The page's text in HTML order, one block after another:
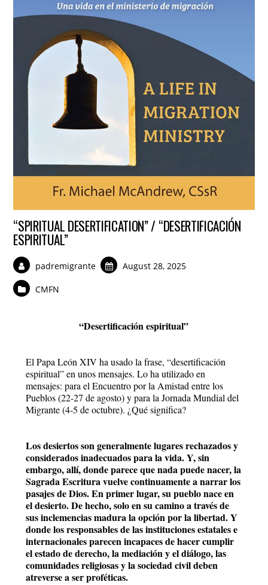
“SPIRITUAL DESERTIFICATION” / “DESERTIFICACIÓN
ESPIRITUAL”
padremigrante August 28, 2025
CMFN
“Desertificación espiritual”
El Papa León XIV ha usado la frase, “desertificación
espiritual” en unos mensajes. Lo ha utilizado en
mensajes: para el Encuentro por la Amistad entre los
Pueblos (22-27 de agosto) y para la Jornada Mundial del
Migrante (4-5 de octubre). ¿Qué significa?
Los desiertos son generalmente lugares rechazados y
considerados inadecuados para la vida. Y, sin
embargo, allí, donde parece que nada puede nacer, la
Sagrada Escritura vuelve continuamente a narrar los
pasajes de Dios. En primer lugar, su pueblo nace en
el desierto. De hecho, solo en su camino a través de
sus inclemencias madura la opción por la libertad. Y
donde los responsables de las instituciones estatales e
internacionales parecen incapaces de hacer cumplir
el estado de derecho, la mediación y el diálogo, las
comunidades religiosas y la sociedad civil deben
atreverse a ser proféticas.